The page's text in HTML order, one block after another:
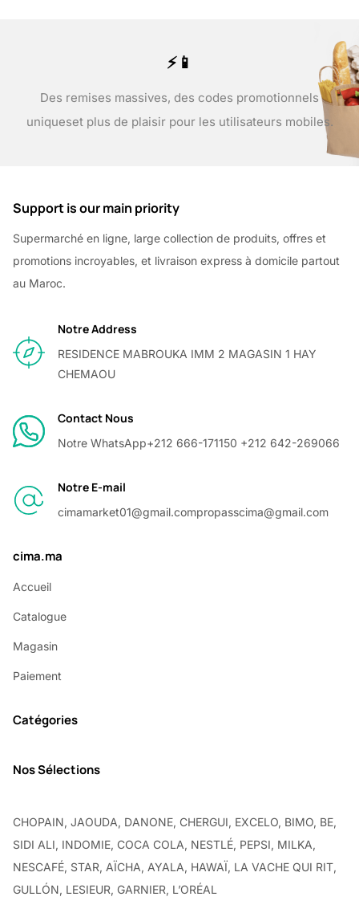
⚡📱
Des remises massives, des codes promotionnels
uniqueset plus de plaisir pour les utilisateurs mobiles.
Support is our main priority
Supermarché en ligne, large collection de produits, offres et
promotions incroyables, et livraison express à domicile partout
au Maroc.
Notre Address
RESIDENCE MABROUKA IMM 2 MAGASIN 1 HAY
CHEMAOU
Contact Nous
Notre WhatsApp+212 666-171150 +212 642-269066
Notre E-mail
cimamarket01@gmail.compropasscima@gmail.com
cima.ma
Accueil
Catalogue
Magasin
Paiement
Catégories
Nos Sélections
CHOPAIN, JAOUDA, DANONE, CHERGUI, EXCELO, BIMO, BE,
SIDI ALI, INDOMIE, COCA COLA, NESTLÉ, PEPSI, MILKA,
NESCAFÉ, STAR, AÏCHA, AYALA, HAWAÏ, LA VACHE QUI RIT,
GULLÓN, LESIEUR, GARNIER, L’ORÉAL